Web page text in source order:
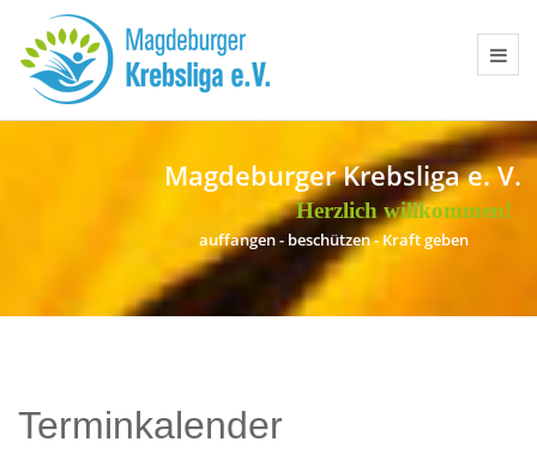
Magdeburger Krebsliga e. V.
Herzlich willkommen!
auffangen- beschützen-Kraftgeben
Terminkalender